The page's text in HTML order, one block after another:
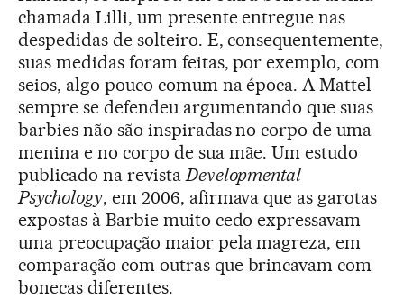
chamada Lilli, um presente entregue nas
despedidas de solteiro. E, consequentemente,
suas medidas foram feitas, por exemplo, com
seios, algo pouco comum na época. A Mattel
sempre se defendeu argumentando que suas
barbies não são inspiradas no corpo de uma
menina e no corpo de sua mãe. Um estudo
publicado na revistaDevelopmental
Psychology, em 2006, afirmava que as garotas
expostas à Barbie muito cedo expressavam
uma preocupação maior pela magreza, em
comparação com outras que brincavam com
bonecas diferentes.